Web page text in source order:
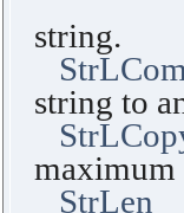
string.
string to
maximum
StrLen